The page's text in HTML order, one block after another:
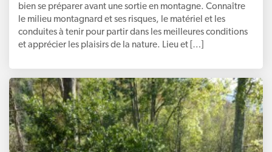
bien se préparer avant une sortie en montagne. Connaître
le milieu montagnard et ses risques, le matériel et les
conduites à tenir pour partir dans les meilleures conditions
et apprécier les plaisirs de la nature. Lieu et […]